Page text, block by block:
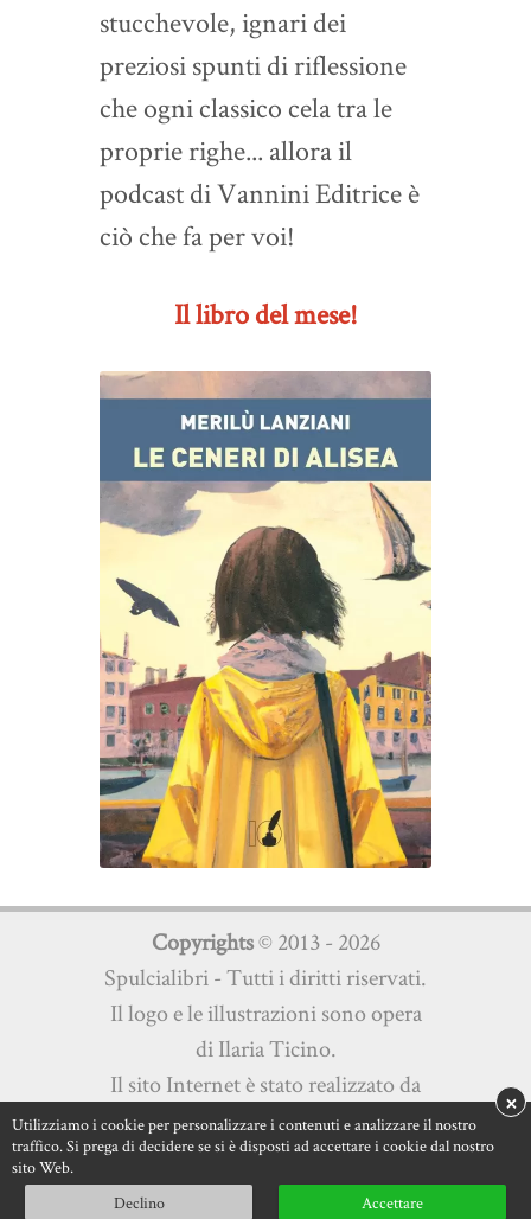
Utilizziamo i cookie per personalizzare i contenuti e analizzare il nostro
traffico. Si prega di decidere se si è disposti ad accettare i cookie dal nostro
sito Web.
Declino
Accettare
×
stucchevole, ignari dei
preziosi spunti di riflessione
che ogni classico cela tra le
proprie righe... allora il
podcast di Vannini Editrice è
ciò che fa per voi!
Il libro del mese!
Copyrights© 2013 - 2026
Spulcialibri - Tutti i diritti riservati.
Il logo e le illustrazioni sono opera
di Ilaria Ticino.
Il sito Internet è stato realizzato da
Martini Multimedia s.a.s.
Privacy Policy|Cookie Policy